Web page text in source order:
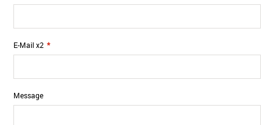
E-Mail x2 *
Message